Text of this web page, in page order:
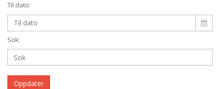
Til dato:
Sok:
Oppdater